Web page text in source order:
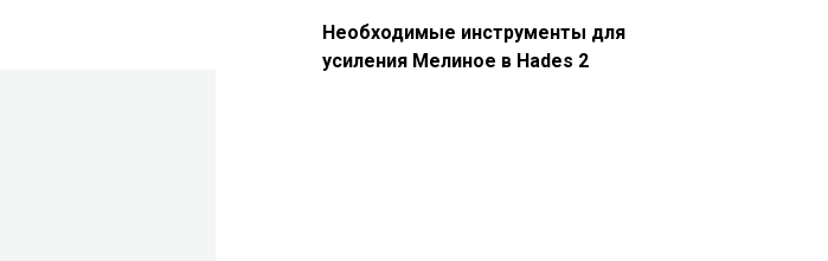
Необходимые инструменты для
усиления Мелиное в Hades 2